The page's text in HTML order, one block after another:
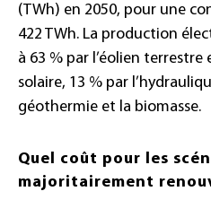
(TWh) en 2050, pour une
422 TWh. La production
à 63 % par l’éolien terrestre
solaire, 13 % par
géothermie et la biomasse.
Quel coût pour les
majoritairement